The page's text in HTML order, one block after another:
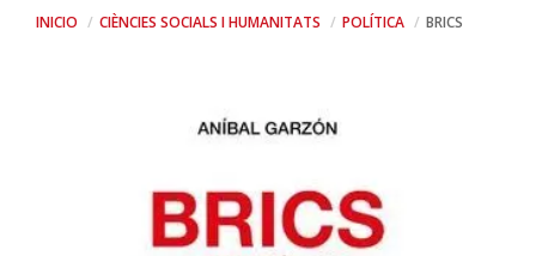
INICIO CIÈNCIES SOCIALS I HUMANITATS POLÍTICA BRICS